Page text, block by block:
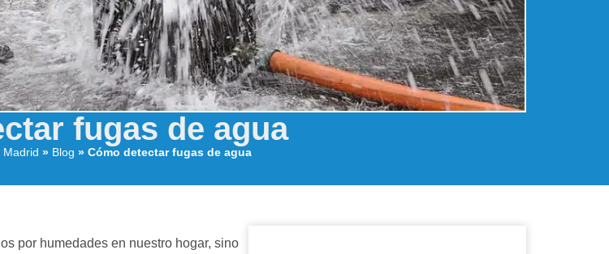
fugas de agua
Madrid » Blog » Cómo detectar fugas de agua
por humedades en nuestro hogar, sino